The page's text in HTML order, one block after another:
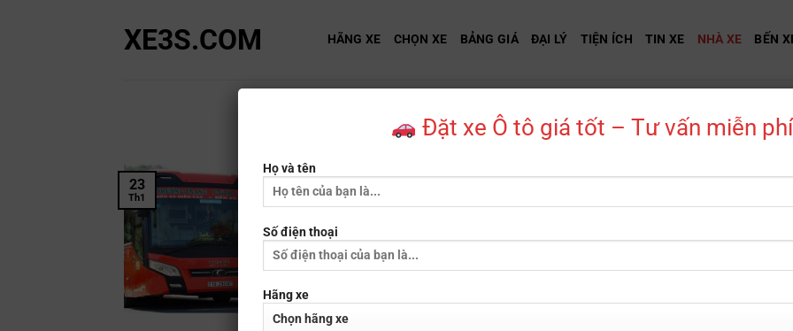
XE3S.COM HÃNG XE CHỌN XE BẢNG GIÁ ĐẠI LÝ TIỆN ÍCH TIN XE NHÀ XE BẾN
LƯU TRỮ DANH MỤC: NHÀ XE
Phương [...]
23
Th1
Đặt xe Ô tô giá tốt – Tư vấn miễn
Họ và tên
Số điện thoại
Hãng xe